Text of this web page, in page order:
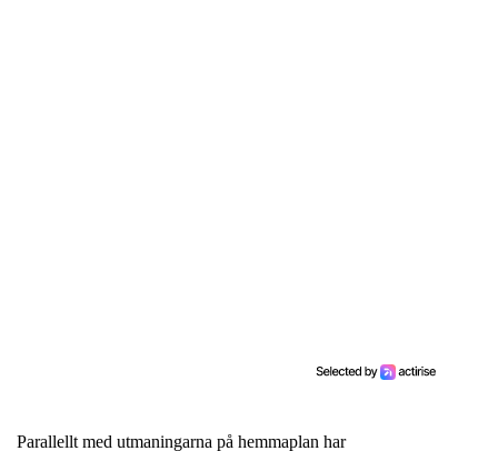
Parallellt med utmaningarna på hemmaplan har